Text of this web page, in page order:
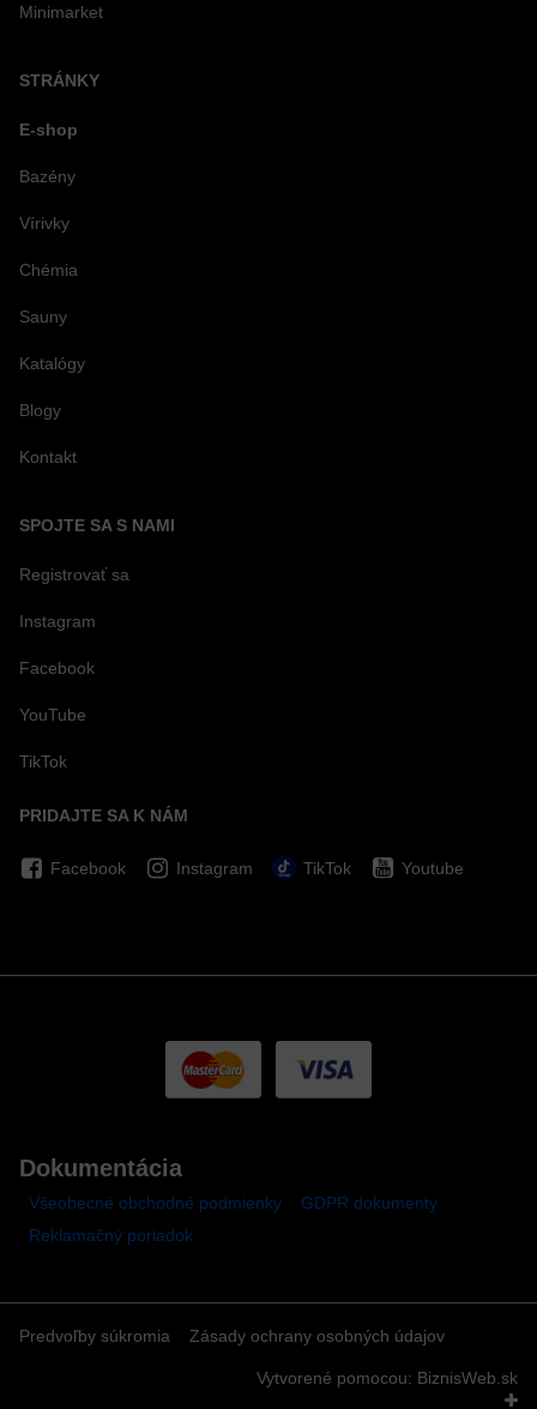
Minimarket
STRÁNKY
E-shop
Bazény
Vírivky
Chémia
Sauny
Katalógy
Blogy
Kontakt
SPOJTE SA S NAMI
Registrovať sa
Instagram
Facebook
YouTube
TikTok
PRIDAJTE SA K NÁM
Facebook Instagram TikTok Youtube
Dokumentácia
Všeobecné obchodné podmienky
GDPR dokumenty
Reklamačný poriadok
Predvoľby súkromia Zásady ochrany osobných údajov
Vytvorené pomocou: BiznisWeb.sk